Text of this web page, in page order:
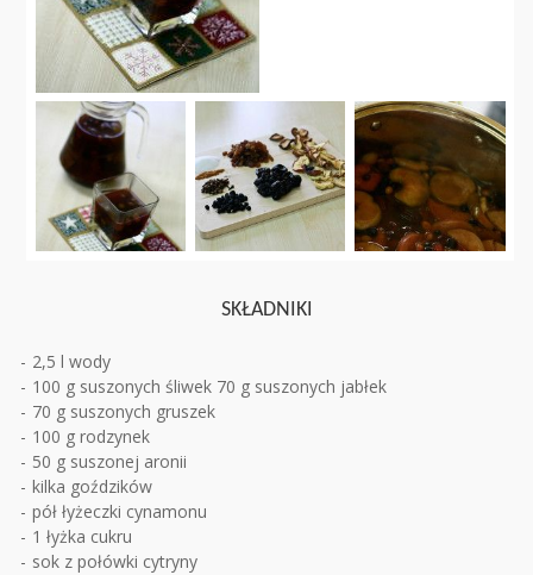
SKŁADNIKI
2,5 l wody
100 g suszonych śliwek 70 g suszonych jabłek
70 g suszonych gruszek
100 g rodzynek
50 g suszonej aronii
kilka goździków
pół łyżeczki cynamonu
1 łyżka cukru
sok z połówki cytryny